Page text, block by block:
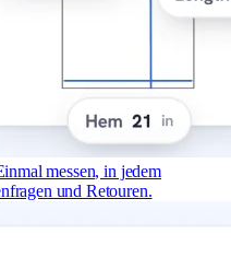
messen, in jedem
und Retouren.